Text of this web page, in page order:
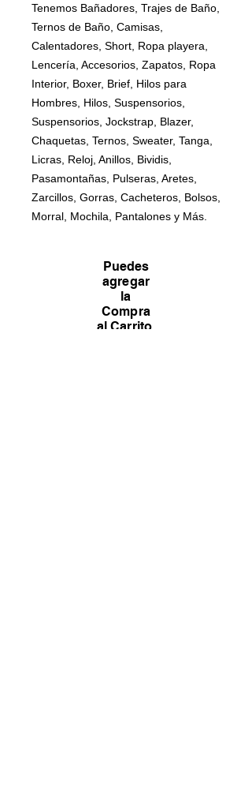
Tenemos Bañadores, Trajes de Baño,
Ternos de Baño, Camisas,
Calentadores, Short, Ropa playera,
Lencería, Accesorios, Zapatos, Ropa
Interior, Boxer, Brief, Hilos para
Hombres, Hilos, Suspensorios,
Suspensorios, Jockstrap, Blazer,
Chaquetas, Ternos, Sweater, Tanga,
Licras, Reloj, Anillos, Bividis,
Pasamontañas, Pulseras, Aretes,
Zarcillos, Gorras, Cacheteros, Bolsos,
Morral, Mochila, Pantalones y Más.
Puedes
agregar
la
Compra
al Carrito,